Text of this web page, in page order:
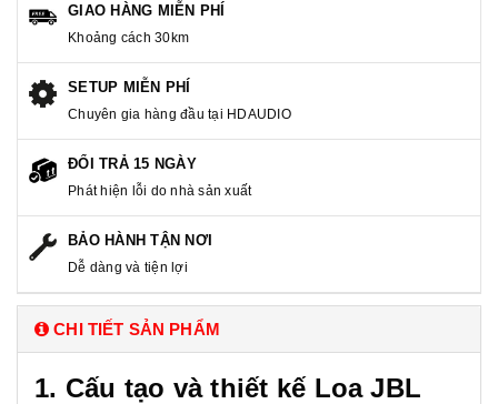
GIAO HÀNG MIỄN PHÍ
Khoảng cách 30km
SETUP MIỄN PHÍ
Chuyên gia hàng đầu tại HDAUDIO
ĐỔI TRẢ 15 NGÀY
Phát hiện lỗi do nhà sản xuất
BẢO HÀNH TẬN NƠI
Dễ dàng và tiện lợi
CHI TIẾT SẢN PHẨM
1. Cấu tạo và thiết kế Loa JBL